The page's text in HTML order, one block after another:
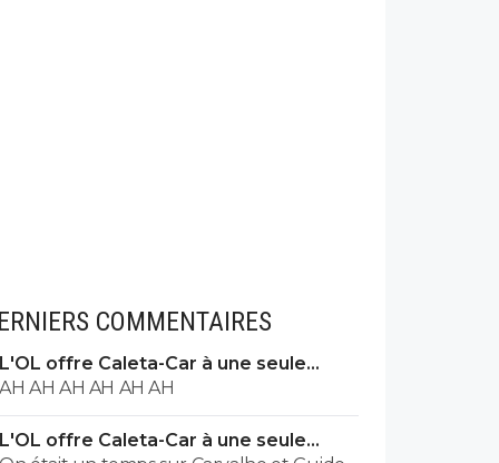
COMMENTAIRES
L'OL offre Caleta-Car à une seule
condition
AH AH AH AH AH AH
L'OL offre Caleta-Car à une seule